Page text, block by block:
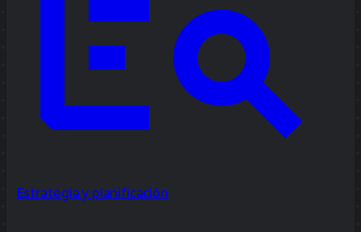
Estrategia y planificación